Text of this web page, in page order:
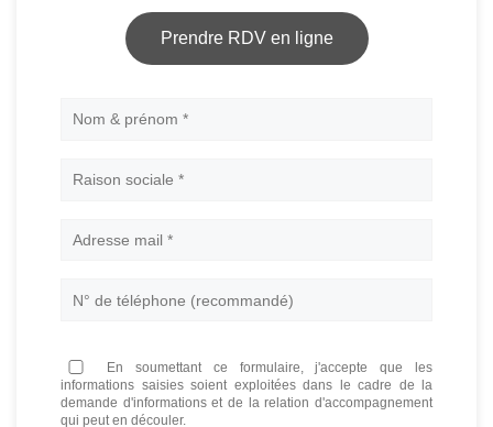
Prendre RDV en ligne
Nom
En soumettant ce formulaire, j'accepte que les
informations saisies soient exploitées dans le cadre de la
demande d'informations et de la relation d'accompagnement
qui peut en découler.